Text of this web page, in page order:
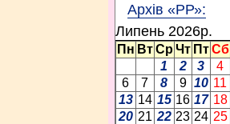
Архів «РР»:
Липень 2026p.
Пн Вт Ср Чт Пт Сб
1
2 3 4
6
7 8 9 10 11
13 14 15 16 17 18
20 21 22 23 24 25